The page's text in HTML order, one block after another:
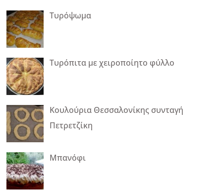
Τυρόψωμα
Τυρόπιτα με χειροποίητο φύλλο
Κουλούρια Θεσσαλονίκης συνταγή
Πετρετζίκη
Μπανόφι